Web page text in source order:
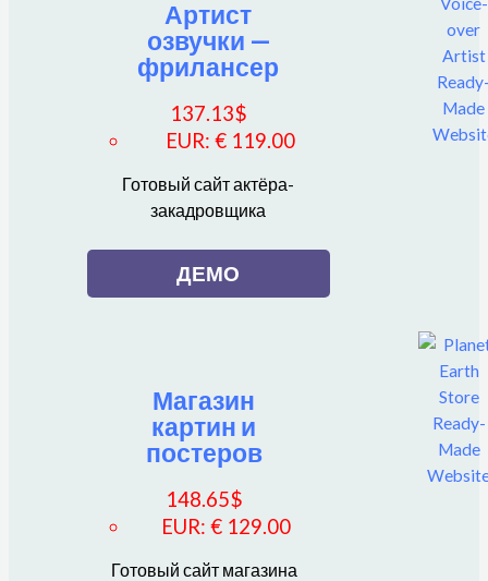
Артист
озвучки —
фрилансер
137.13$
EUR: € 119.00
Готовый сайт актёра-
закадровщика
ДЕМО
Магазин
картин и
постеров
148.65$
EUR: € 129.00
Готовый сайт магазина